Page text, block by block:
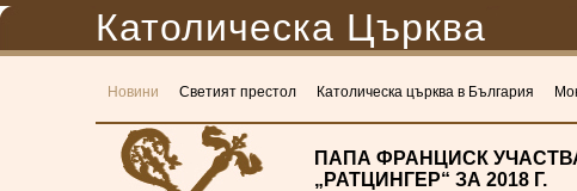
Католическа Църква
Новини Светият престол Католическа църква в България
ПАПА ФРАНЦИСК
„РАТЦИНГЕР“ ЗА 2018 Г.